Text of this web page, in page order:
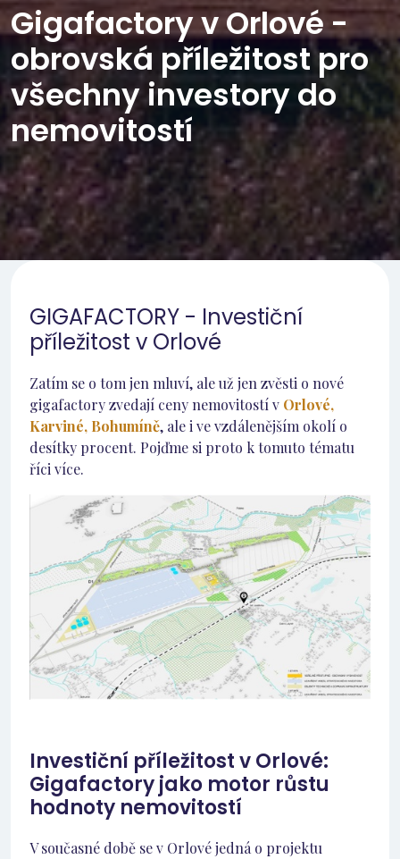
Gigafactory v Orlové -
obrovská příležitost pro
všechny investory do
nemovitostí
GIGAFACTORY - Investiční
příležitost v Orlové
Zatím se o tom jen mluví, ale už jen zvěsti o nové
gigafactory zvedají ceny nemovitostí v Orlové,
Karviné, Bohumíně, ale i ve vzdálenějším okolí o
desítky procent. Pojďme si proto k tomuto tématu
říci více.
Investiční příležitost v Orlové:
Gigafactory jako motor růstu
hodnoty nemovitostí
V současné době se v Orlové jedná o projektu